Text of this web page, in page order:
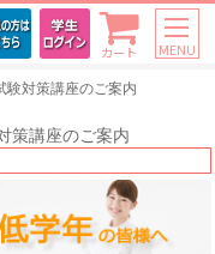
カート MENU
対策講座のご案内
策講座のご案内